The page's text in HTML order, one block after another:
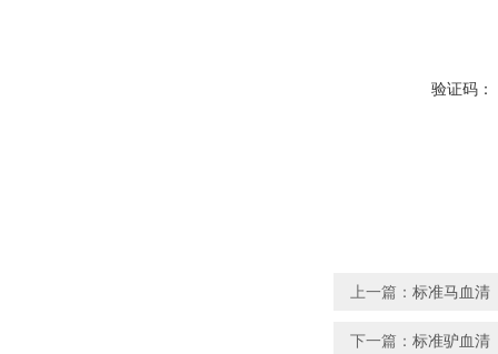
验证码：
上一篇： 标准马血清
下一篇： 标准驴血清